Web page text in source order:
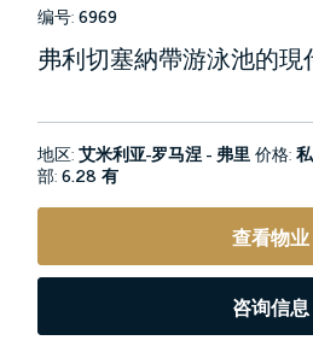
编号:6969
弗利切塞納帶游泳池的現
地区:艾米利亚-罗马涅 - 弗里价格:
部:6.28 有
查看物业
咨询信息